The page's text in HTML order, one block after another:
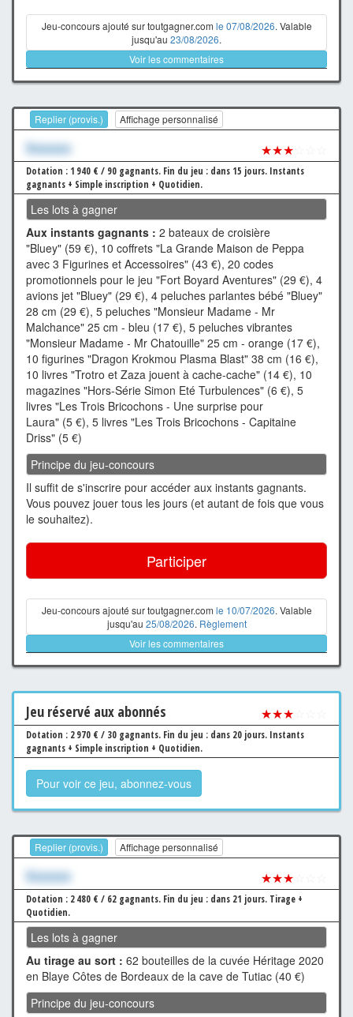
Jeu-concours ajouté sur toutgagner.com le 07/08/2026. Valable
jusqu'au 23/08/2026.
Voir les commentaires
Replier (provis.) Affichage personnalisé
Xxxxxxx ★★★
Dotation : 1 940 € / 90 gagnants. Fin du jeu : dans 15 jours. Instants
gagnants + Simple inscription + Quotidien.
Les lots à gagner
Aux instants gagnants : 2 bateaux de croisière
"Bluey" (59 €), 10 coffrets "La Grande Maison de Peppa
avec 3 Figurines et Accessoires" (43 €), 20 codes
promotionnels pour le jeu "Fort Boyard Aventures" (29 €), 4
avions jet "Bluey" (29 €), 4 peluches parlantes bébé "Bluey"
28 cm (29 €), 5 peluches "Monsieur Madame - Mr
Malchance" 25 cm - bleu (17 €), 5 peluches vibrantes
"Monsieur Madame - Mr Chatouille" 25 cm - orange (17 €),
10 figurines "Dragon Krokmou Plasma Blast" 38 cm (16 €),
10 livres "Trotro et Zaza jouent à cache-cache" (14 €), 10
magazines "Hors-Série Simon Eté Turbulences" (6 €), 5
livres "Les Trois Bricochons - Une surprise pour
Laura" (5 €), 5 livres "Les Trois Bricochons - Capitaine
Driss" (5 €)
Principe du jeu-concours
Il suffit de s'inscrire pour accéder aux instants gagnants.
Vous pouvez jouer tous les jours (et autant de fois que vous
le souhaitez).
Participer
Jeu-concours ajouté sur toutgagner.com le 10/07/2026. Valable
jusqu'au 25/08/2026. Règlement
Voir les commentaires
Jeu réservé aux abonnés ★★★
Dotation : 2 970 € / 30 gagnants. Fin du jeu : dans 20 jours. Instants
gagnants + Simple inscription + Quotidien.
Pour voir ce jeu, abonnez-vous
Replier (provis.) Affichage personnalisé
Xxxxxxx ★★★
Dotation : 2 480 € / 62 gagnants. Fin du jeu : dans 21 jours. Tirage +
Quotidien.
Les lots à gagner
Au tirage au sort : 62 bouteilles de la cuvée Héritage 2020
en Blaye Côtes de Bordeaux de la cave de Tutiac (40 €)
Principe du jeu-concours